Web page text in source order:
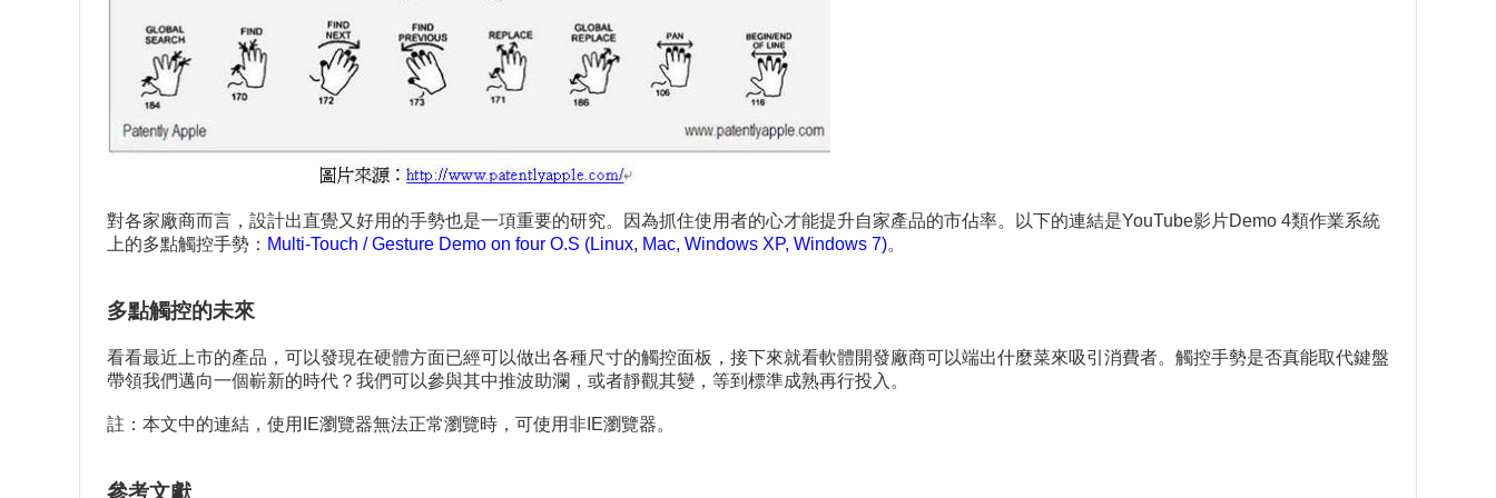
對各家廠商而言，設計出直覺又好用的手勢也是一項重要的研究。因為抓住使用者的心才能提升自家產品的市佔率。以下的連結是YouTube影片Demo 4類作業系統
上的多點觸控手勢： Multi-Touch / Gesture Demo on four O.S (Linux, Mac, Windows XP, Windows 7)。
多點觸控的未來
看看最近上市的產品，可以發現在硬體方面已經可以做出各種尺寸的觸控面板，接下來就看軟體開發廠商可以端出什麼菜來吸引消費者。觸控手勢是否真能取代鍵盤
帶領我們邁向一個嶄新的時代？我們可以參與其中推波助瀾，或者靜觀其變，等到標準成熟再行投入。
註：本文中的連結，使用IE瀏覽器無法正常瀏覽時，可使用非IE瀏覽器。
參考文獻